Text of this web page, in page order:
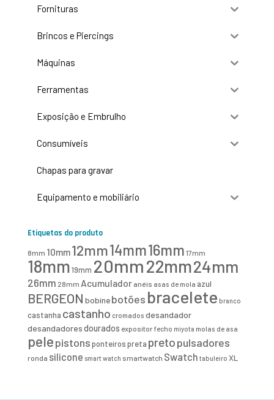
Fornituras
Brincos e Piercings
Máquinas
Ferramentas
Exposição e Embrulho
Consumíveis
Chapas para gravar
Equipamento e mobiliário
Etiquetas do produto
8mm 10mm12mm14mm16mm 17mm
18mm19mm 20mm22mm24mm
26mm 28mm Acumulador anéis asas de mola azul
BERGEON bobinebotões bracelete branco
castanha castanho cromados desandador
desandadoresdourados expositor fecho miyota molas de asa
pelepistonsponteirospreta pretopulsadores
ronda silicone smart watch smartwatch Swatch tabuleiro XL